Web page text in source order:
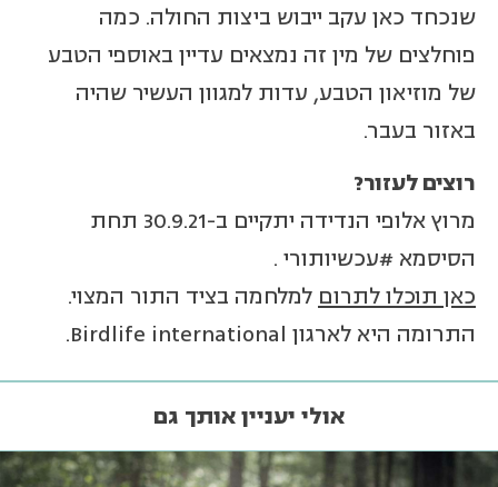
שנכחד כאן עקב ייבוש ביצות החולה. כמה
פוחלצים של מין זה נמצאים עדיין באוספי הטבע
של מוזיאון הטבע, עדות למגוון העשיר שהיה
באזור בעבר.
רוצים לעזור?
מרוץ אלופי הנדידה יתקיים ב-30.9.21 תחת
הסיסמא #עכשיותורי .
כאן תוכלו לתרום למלחמה בציד התור המצוי.
התרומה היא לארגון Birdlife international.
אולי יעניין אותך גם